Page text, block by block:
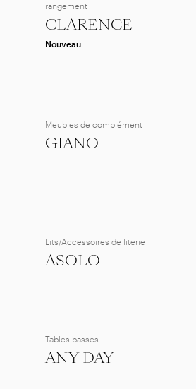
rangement
CLARENCE
Nouveau
Meubles de complément
GIANO
Lits/Accessoires de literie
ASOLO
Tables basses
ANY DAY